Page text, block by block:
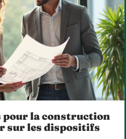
pour la construction
sur les dispositifs